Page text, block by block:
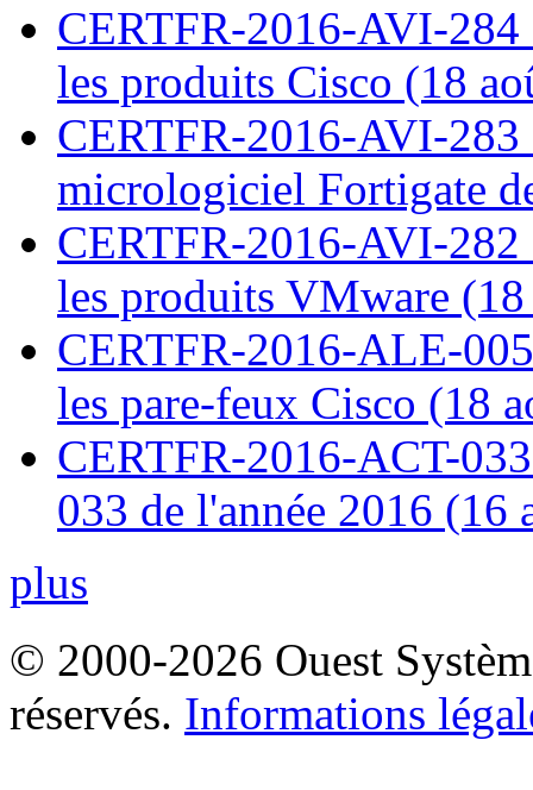
CERTFR-2016-AVI-
les produits Cisco (18
CERTFR-2016-AVI-
micrologiciel Fortigate
CERTFR-2016-AVI-
les produits VMware
CERTFR-2016-ALE-
les pare-feux Cisco (18
CERTFR-2016-ACT-
033 de l'année 2016 (16
plus
© 2000-2026 Ouest
réservés. Informations